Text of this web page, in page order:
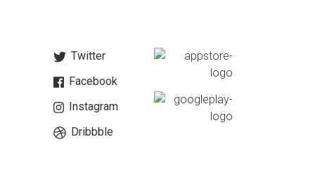
Twitter
Facebook
Instagram
Dribbble